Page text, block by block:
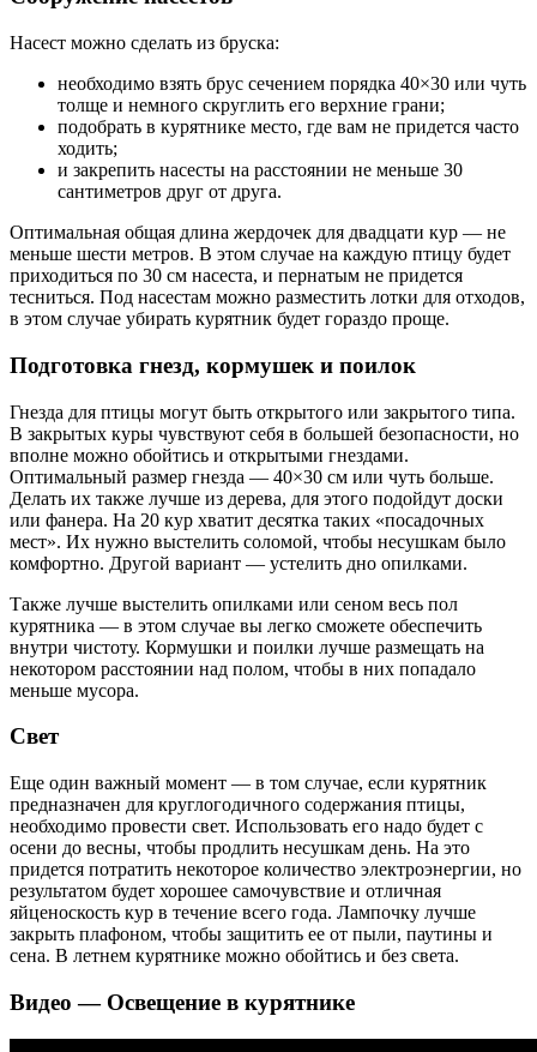
Насест можно сделать из бруска:
необходимо взять брус сечением порядка 40×30 или чуть
толще и немного скруглить его верхние грани;
подобрать в курятнике место, где вам не придется часто
ходить;
и закрепить насесты на расстоянии не меньше 30
сантиметров друг от друга.
Оптимальная общая длина жердочек для двадцати кур — не
меньше шести метров. В этом случае на каждую птицу будет
приходиться по 30 см насеста, и пернатым не придется
тесниться. Под насестам можно разместить лотки для отходов,
в этом случае убирать курятник будет гораздо проще.
Подготовка гнезд, кормушек и поилок
Гнезда для птицы могут быть открытого или закрытого типа.
В закрытых куры чувствуют себя в большей безопасности, но
вполне можно обойтись и открытыми гнездами.
Оптимальный размер гнезда — 40×30 см или чуть больше.
Делать их также лучше из дерева, для этого подойдут доски
или фанера. На 20 кур хватит десятка таких «посадочных
мест». Их нужно выстелить соломой, чтобы несушкам было
комфортно. Другой вариант — устелить дно опилками.
Также лучше выстелить опилками или сеном весь пол
курятника — в этом случае вы легко сможете обеспечить
внутри чистоту. Кормушки и поилки лучше размещать на
некотором расстоянии над полом, чтобы в них попадало
меньше мусора.
Свет
Еще один важный момент — в том случае, если курятник
предназначен для круглогодичного содержания птицы,
необходимо провести свет. Использовать его надо будет с
осени до весны, чтобы продлить несушкам день. На это
придется потратить некоторое количество электроэнергии, но
результатом будет хорошее самочувствие и отличная
яйценоскость кур в течение всего года. Лампочку лучше
закрыть плафоном, чтобы защитить ее от пыли, паутины и
сена. В летнем курятнике можно обойтись и без света.
Видео — Освещение в курятнике